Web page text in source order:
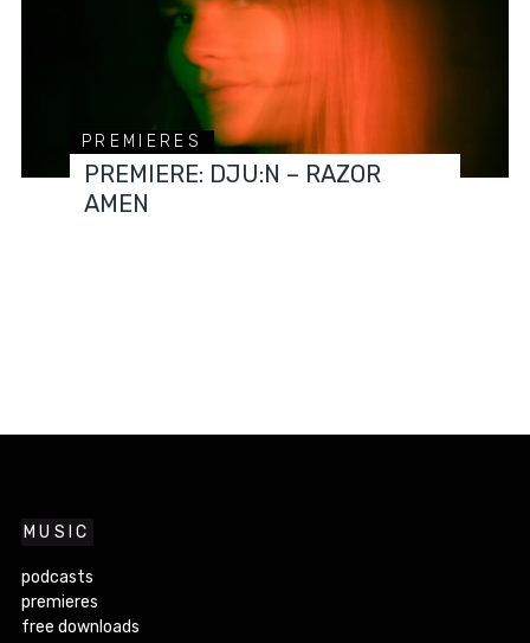
PREMIERES
PREMIERE: DJU:N – RAZOR
AMEN
MUSIC
podcasts
premieres
free downloads